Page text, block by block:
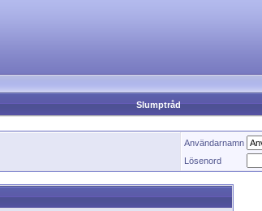
Slumptråd
Användarnamn
Lösenord